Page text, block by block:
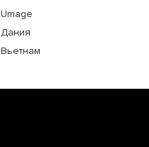
Umage
Дания
Вьетнам